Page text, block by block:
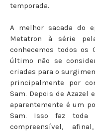
temporada.
A melhor sacada do
Metatron à série
conhecemos todos os
último não se
criadas para o
principalmente por
Sam. Depois de Azazel
aparentemente é um
Sam. Isso faz
compreensível,